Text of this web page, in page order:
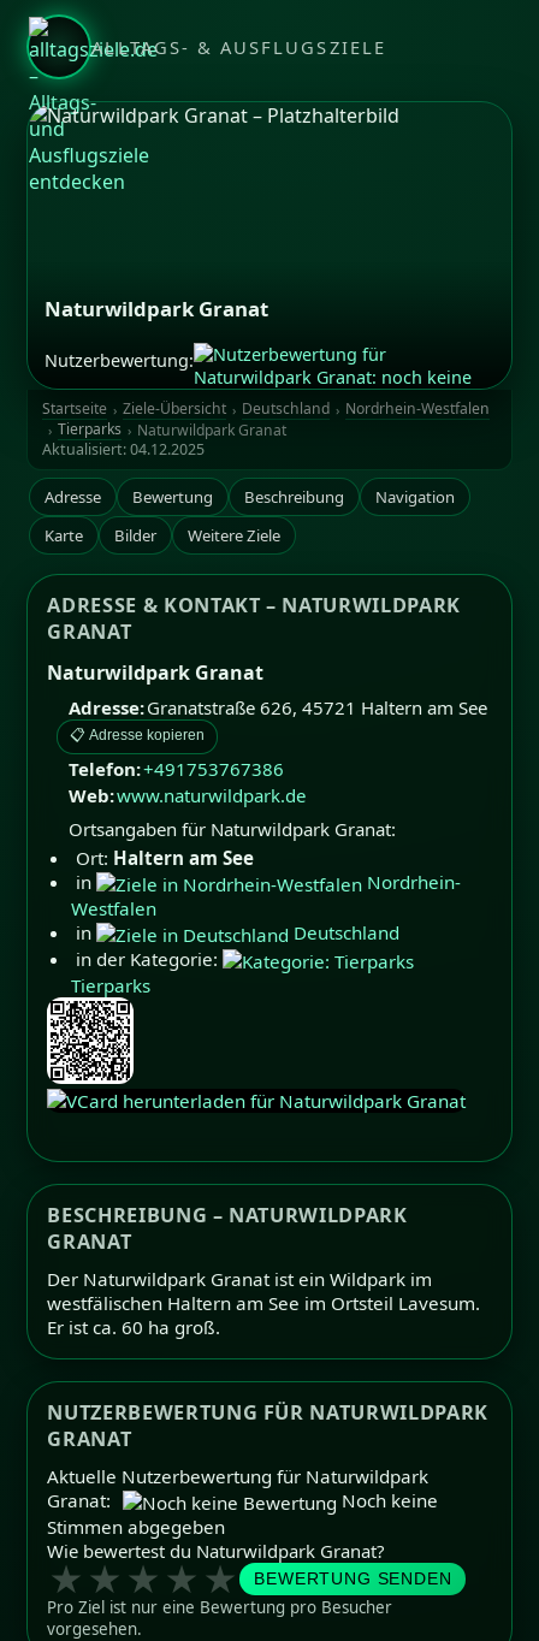
ALLTAGS- & AUSFLUGSZIELE
Naturwildpark Granat
Nutzerbewertung:
Startseite Ziele-Übersicht Deutschland
Nordrhein-Westfalen
Tierparks
Naturwildpark Granat
Aktualisiert:04.12.2025
Adresse Bewertung Beschreibung
Navigation
Karte
Bilder Weitere Ziele
ADRESSE & KONTAKT – NATURWILDPARK
GRANAT
Naturwildpark Granat
Adresse:Granatstraße 626,45721 Haltern am See
📋 Adresse kopieren
Telefon:+491753767386
Web:www.naturwildpark.de
Ortsangaben für Naturwildpark Granat:
Ort: Haltern am See
in
Nordrhein-
Westfalen
in
Deutschland
in der Kategorie:
Tierparks
BESCHREIBUNG – NATURWILDPARK
GRANAT
Der Naturwildpark Granat ist ein Wildpark im
westfälischen Haltern am See im Ortsteil Lavesum.
Er ist ca. 60 ha groß.
NUTZERBEWERTUNG FÜR NATURWILDPARK
GRANAT
Aktuelle Nutzerbewertung für Naturwildpark
Granat:
Noch keine
Stimmen abgegeben
Wie bewertest du Naturwildpark Granat?
★
★
★
★
★ BEWERTUNG SENDEN
Pro Ziel ist nur eine Bewertung pro Besucher
vorgesehen.